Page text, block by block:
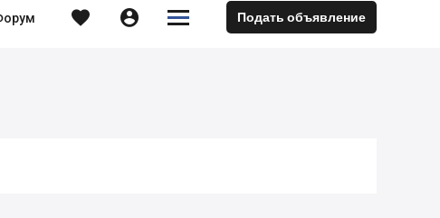
  

 Подать объявление